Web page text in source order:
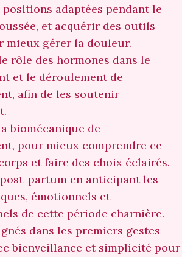
adaptées pendant le
et acquérir des outils
mieux gérer la douleur.
rôle des hormones dans le
et le déroulement de
afin de les soutenir
biomécanique de
pour mieux comprendre ce
et faire des choix éclairés.
partum en anticipant les
émotionnels et
de cette période charnière.
dans les premiers gestes
bienveillance et simplicité pour